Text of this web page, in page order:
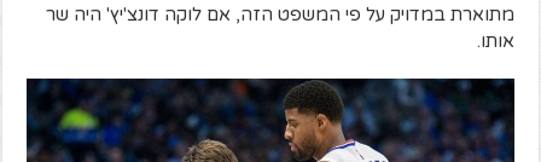
מתוארת במדויק על פי המשפט הזה, אם לוקה דונצ'יץ' היה שר
אותו.